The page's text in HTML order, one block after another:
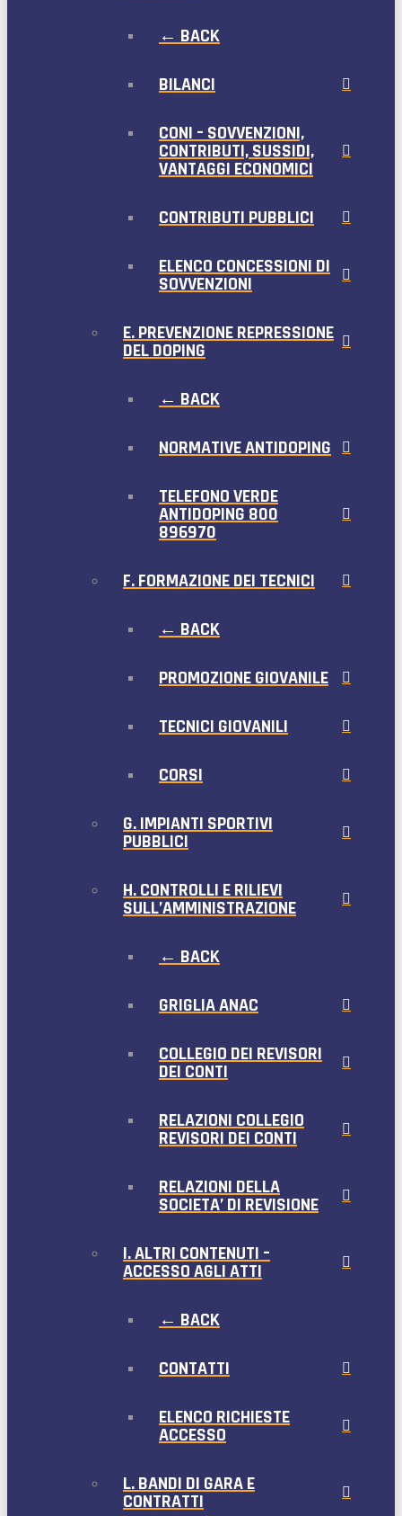
← BACK
BILANCI
CONI – SOVVENZIONI,
CONTRIBUTI, SUSSIDI,
VANTAGGI ECONOMICI
CONTRIBUTI PUBBLICI
ELENCO CONCESSIONI DI
SOVVENZIONI
E. PREVENZIONE REPRESSIONE
DEL DOPING
← BACK
NORMATIVE ANTIDOPING
TELEFONO VERDE
ANTIDOPING 800
896970
F. FORMAZIONE DEI TECNICI
← BACK
PROMOZIONE GIOVANILE
TECNICI GIOVANILI
CORSI
G. IMPIANTI SPORTIVI
PUBBLICI
H. CONTROLLI E RILIEVI
SULL’AMMINISTRAZIONE
← BACK
GRIGLIA ANAC
COLLEGIO DEI REVISORI
DEI CONTI
RELAZIONI COLLEGIO
REVISORI DEI CONTI
RELAZIONI DELLA
SOCIETA’ DI REVISIONE
I. ALTRI CONTENUTI –
ACCESSO AGLI ATTI
← BACK
CONTATTI
ELENCO RICHIESTE
ACCESSO
L. BANDI DI GARA E
CONTRATTI